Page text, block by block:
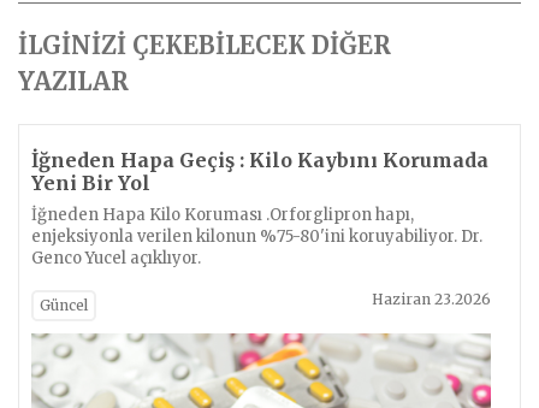
İLGİNİZİ ÇEKEBİLECEK DİĞER
YAZILAR
İğneden Hapa Geçiş : Kilo Kaybını Korumada
Yeni Bir Yol
İğneden Hapa Kilo Koruması .Orforglipron hapı,
enjeksiyonla verilen kilonun %75-80'ini koruyabiliyor. Dr.
Genco Yucel açıklıyor.
Güncel Haziran 23.2026